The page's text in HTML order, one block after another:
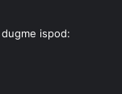
ispod: